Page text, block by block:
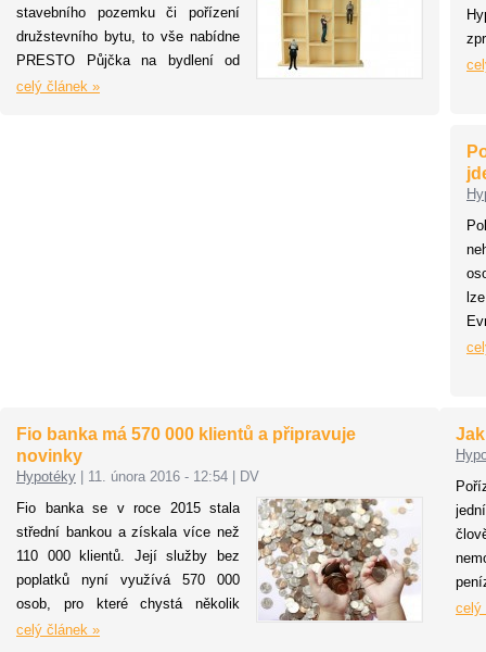
stavebního pozemku či pořízení
družstevního bytu, to vše nabídne
PRESTO Půjčka na bydlení od
UniCredit Bank. Stačí, když klient
celý článek »
Fio banka má 570 000 klientů a připravuje
novinky
Hypotéky 11. února 2016 - 12:54
DV
Fio banka se v roce 2015 stala
střední bankou a získala více než
110 000 klientů. Její služby bez
poplatků nyní využívá 570 000
osob, pro které chystá několik
novinek, například pojištění
celý článek »
při
celý